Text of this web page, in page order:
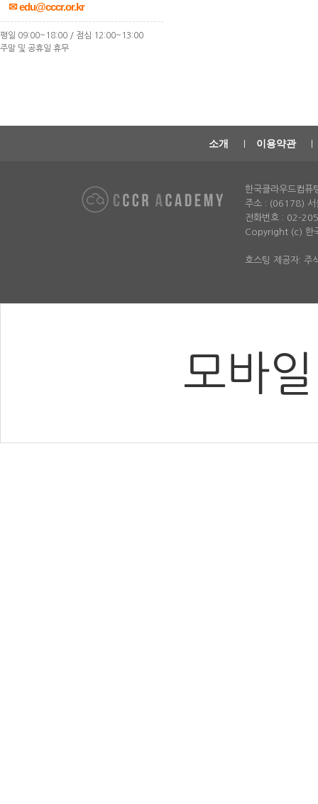
✉ edu@cccr.or.kr
평일 09:00~18:00 / 점심 12:00~13:00
주말 및 공휴일 휴무
소개 이용약관
한국클라우드컴퓨
주소 : (06178) 서
전화번호 : 02-
Copyright (c) 한
호스팅 제공자: 주
모바